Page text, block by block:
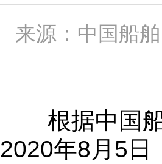
来源：中
根据中国船
2020年8月5日